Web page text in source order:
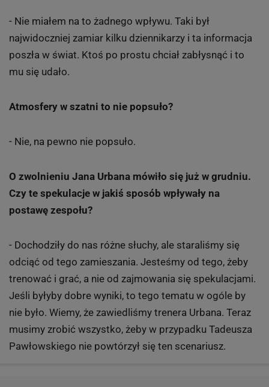
- Nie miałem na to żadnego wpływu. Taki był
najwidoczniej zamiar kilku dziennikarzy i ta informacja
poszła w świat. Ktoś po prostu chciał zabłysnąć i to
mu się udało.
Atmosfery w szatni to nie popsuło?
- Nie, na pewno nie popsuło.
O zwolnieniu Jana Urbana mówiło się już w grudniu.
Czy te spekulacje w jakiś sposób wpływały na
postawę zespołu?
- Dochodziły do nas różne słuchy, ale staraliśmy się
odciąć od tego zamieszania. Jesteśmy od tego, żeby
trenować i grać, a nie od zajmowania się spekulacjami.
Jeśli byłyby dobre wyniki, to tego tematu w ogóle by
nie było. Wiemy, że zawiedliśmy trenera Urbana. Teraz
musimy zrobić wszystko, żeby w przypadku Tadeusza
Pawłowskiego nie powtórzył się ten scenariusz.